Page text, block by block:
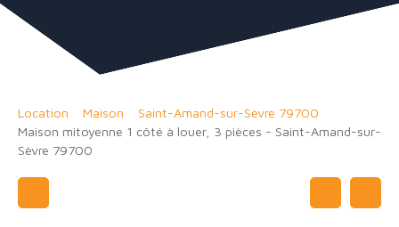
Location Maison
Saint-Amand-sur-Sèvre 79700
Maison mitoyenne 1 côté à louer, 3 pièces - Saint-Amand-sur-
Sèvre 79700